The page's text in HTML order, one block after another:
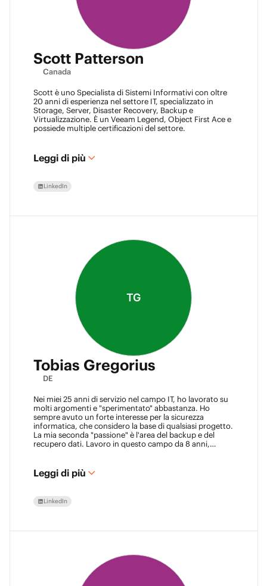
Scott Patterson
Canada
Scott è uno Specialista di Sistemi Informativi con oltre
20 anni di esperienza nel settore IT, specializzato in
Storage, Server, Disaster Recovery, Backup e
Virtualizzazione. È un Veeam Legend, Object First Ace e
possiede multiple certificazioni del settore.
Leggi di più
LinkedIn
TG
Tobias Gregorius
DE
Nei miei 25 anni di servizio nel campo IT, ho lavorato su
molti argomenti e "sperimentato" abbastanza. Ho
sempre avuto un forte interesse per la sicurezza
informatica, che considero la base di qualsiasi progetto.
La mia seconda "passione" è l'area del backup e del
recupero dati. Lavoro in questo campo da 8 anni,
Leggi di più
LinkedIn